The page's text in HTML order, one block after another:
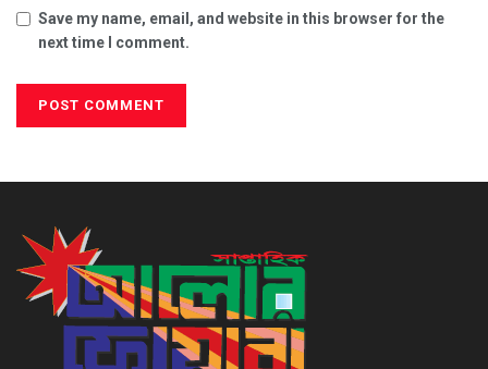
Save my name, email, and website in this browser for the
next time I comment.